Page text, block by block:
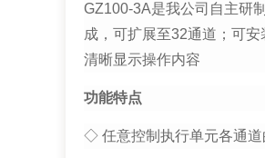
GZ100-3A是我公司自主研
成，可扩展至32通道；可
清晰显示操作内容
功能特点
◇ 任意控制执行单元各通道